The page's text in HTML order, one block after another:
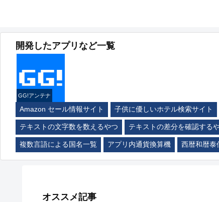
開発したアプリなど一覧
GG!アンテナ
Amazon セール情報サイト 子供に優しいホテル検索サイト
テキストの文字数を数えるやつ テキストの差分を確認する
複数言語による国名一覧 アプリ内通貨換算機 西暦和暦泰
オススメ記事